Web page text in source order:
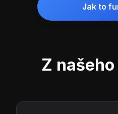
Jak to
Z